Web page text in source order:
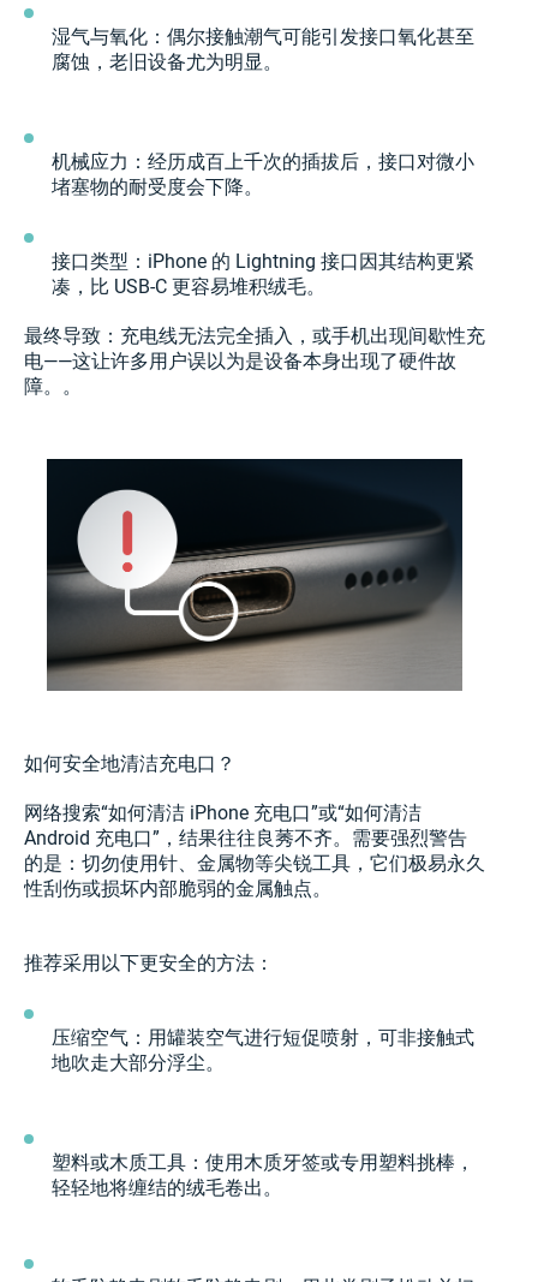
湿气与氧化：偶尔接触潮气可能引发接口氧化甚至
腐蚀，老旧设备尤为明显。
机械应力：经历成百上千次的插拔后，接口对微小
堵塞物的耐受度会下降。
接口类型：iPhone 的 Lightning 接口因其结构更紧
凑，比 USB-C 更容易堆积绒毛。
最终导致：充电线无法完全插入，或手机出现间歇性充
电——这让许多用户误以为是设备本身出现了硬件故
障。。
如何安全地清洁充电口？
网络搜索“如何清洁 iPhone 充电口”或“如何清洁
Android 充电口”，结果往往良莠不齐。需要强烈警告
的是：切勿使用针、金属物等尖锐工具，它们极易永久
性刮伤或损坏内部脆弱的金属触点。
推荐采用以下更安全的方法：
压缩空气：用罐装空气进行短促喷射，可非接触式
地吹走大部分浮尘。
塑料或木质工具：使用木质牙签或专用塑料挑棒，
轻轻地将缠结的绒毛卷出。